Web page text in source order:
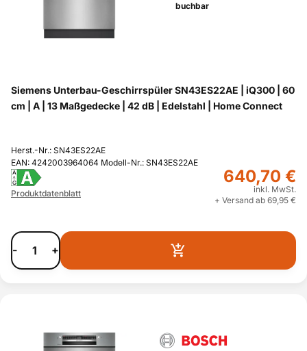
buchbar
Siemens Unterbau-Geschirrspüler SN43ES22AE | iQ300 | 60
cm | A | 13 Maßgedecke | 42 dB | Edelstahl | Home Connect
Herst.-Nr.: SN43ES22AE
EAN: 4242003964064 Modell-Nr.: SN43ES22AE
A
G
A
Produktdatenblatt
640,70 €
inkl. MwSt.
+ Versand ab 69,95 €
- +